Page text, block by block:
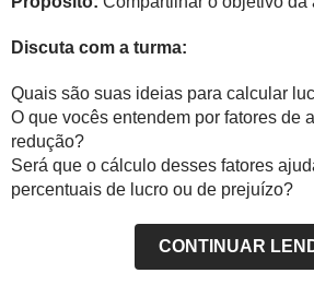
Discuta com a turma:
Quais são suas ideias para calcular
O que vocês entendem por fatores de
redução?
Será que o cálculo desses fatores
percentuais de lucro ou de prejuízo?
CONTINUAR